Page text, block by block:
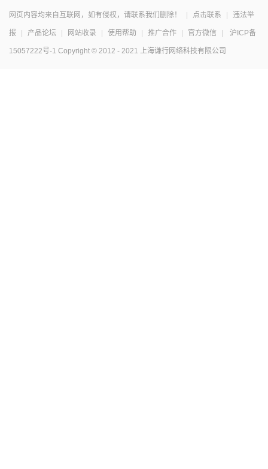
网页内容均来自互联网，如有侵权，请联系我们删除！ 点击联系 违法举
报 产品论坛 网站收录 使用帮助 推广合作 官方微信 沪ICP备
15057222号-1 Copyright © 2012 - 2021 上海谦行网络科技有限公司